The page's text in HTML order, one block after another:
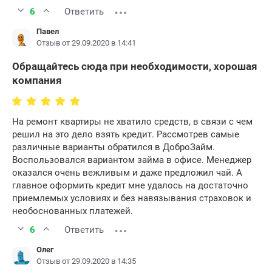
6
Ответить
Павел
Отзыв от 29.09.2020 в 14:41
Обращайтесь сюда при необходимости, хорошая
компания
На ремонт квартиры не хватило средств, в связи с чем
решил на это дело взять кредит. Рассмотрев самые
различные варианты обратился в ДоброЗайм.
Воспользовался вариантом займа в офисе. Менеджер
оказался очень вежливым и даже предложил чай. А
главное оформить кредит мне удалось на достаточно
приемлемых условиях и без навязывания страховок и
необоснованных платежей.
6
Ответить
Олег
Отзыв от 29.09.2020 в 14:35